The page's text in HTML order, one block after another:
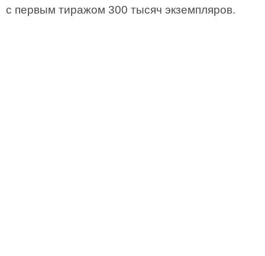
с первым тиражом 300 тысяч экземпляров.